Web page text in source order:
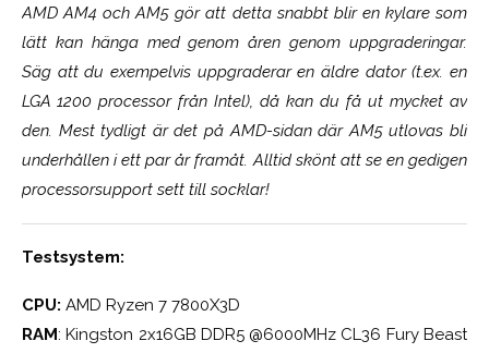
AMD AM4 och AM5 gör att detta snabbt blir en kylare som
lätt kan hänga med genom åren genom uppgraderingar.
Säg att du exempelvis uppgraderar en äldre dator (t.ex. en
LGA 1200 processor från Intel), då kan du få ut mycket av
den. Mest tydligt är det på AMD-sidan där AM5 utlovas bli
underhållen i ett par år framåt. Alltid skönt att se en gedigen
processorsupport sett till socklar!
Testsystem:
CPU: AMD Ryzen 7 7800X3D
RAM: Kingston 2x16GB DDR5 @6000MHz CL36 Fury Beast